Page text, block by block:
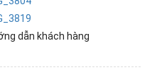
dẫn khách hàng